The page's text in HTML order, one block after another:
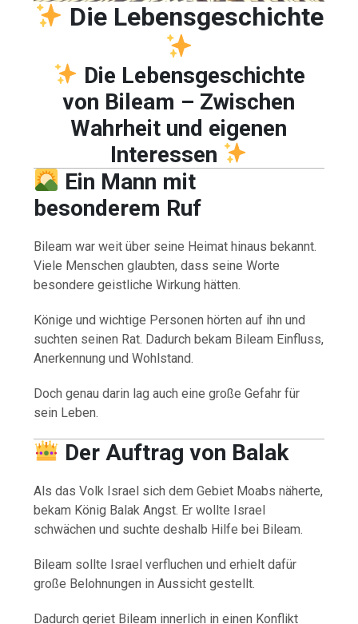
Die Lebensgeschichte
Die Lebensgeschichte
von Bileam – Zwischen
Wahrheit und eigenen
Interessen
Ein Mann mit
besonderem Ruf
Bileam war weit über seine Heimat hinaus bekannt.
Viele Menschen glaubten, dass seine Worte
besondere geistliche Wirkung hätten.
Könige und wichtige Personen hörten auf ihn und
suchten seinen Rat. Dadurch bekam Bileam Einfluss,
Anerkennung und Wohlstand.
Doch genau darin lag auch eine große Gefahr für
sein Leben.
Der Auftrag von Balak
Als das Volk Israel sich dem Gebiet Moabs näherte,
bekam König Balak Angst. Er wollte Israel
schwächen und suchte deshalb Hilfe bei Bileam.
Bileam sollte Israel verfluchen und erhielt dafür
große Belohnungen in Aussicht gestellt.
Dadurch geriet Bileam innerlich in einen Konflikt